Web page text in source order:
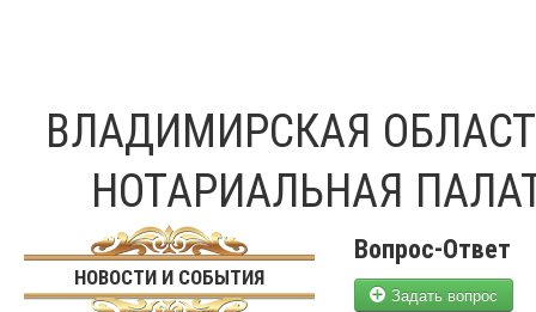
ВЛАДИМИРСКАЯ
НОТАРИАЛЬНАЯ
НОВОСТИ И СОБЫТИЯ
Вопрос-Ответ
Задать вопрос